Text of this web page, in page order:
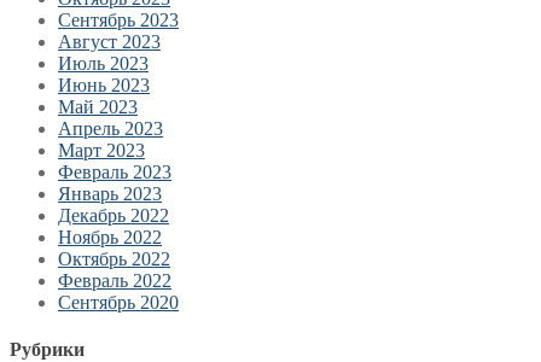
Сентябрь 2023
Август 2023
Июль 2023
Июнь 2023
Май 2023
Апрель 2023
Март 2023
Февраль 2023
Январь 2023
Декабрь 2022
Ноябрь 2022
Октябрь 2022
Февраль 2022
Сентябрь 2020
Рубрики